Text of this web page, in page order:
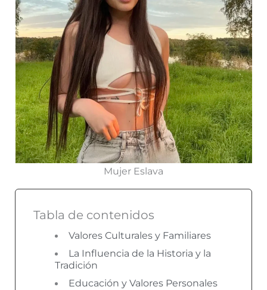
Mujer Eslava
Tabla de contenidos
Valores Culturales y Familiares
La Influencia de la Historia y la
Tradición
Educación y Valores Personales